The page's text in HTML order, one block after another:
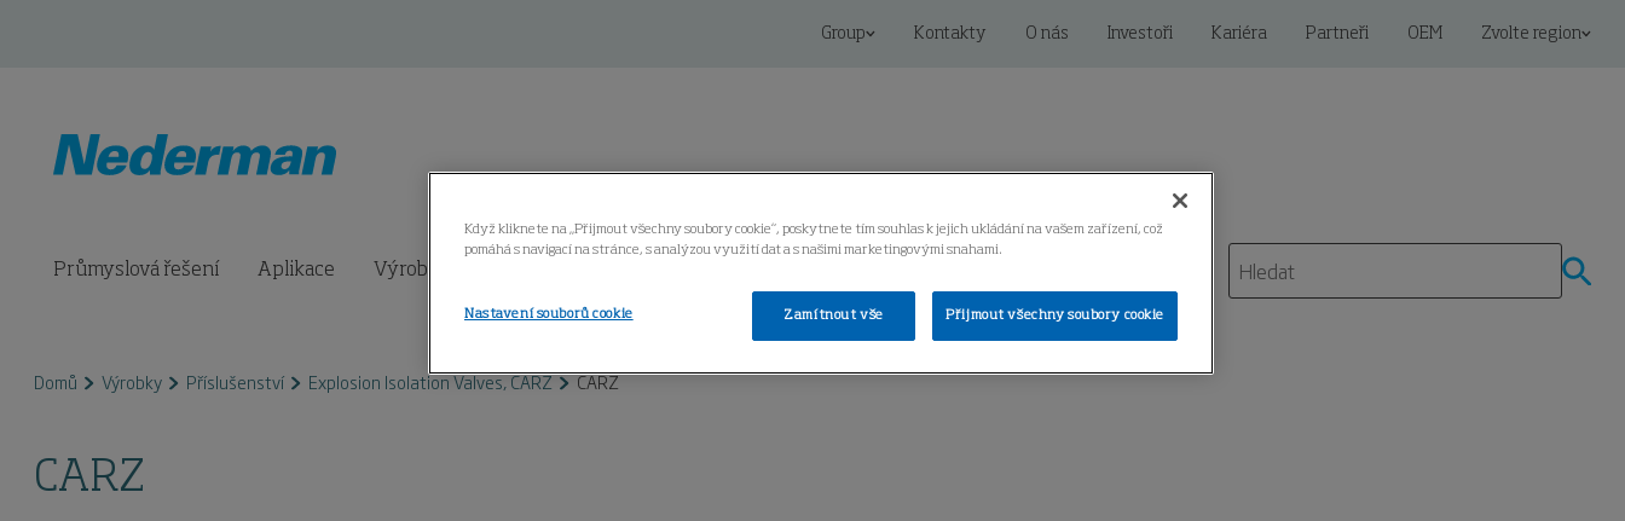
Group Kontakty O nás Investoři Kariéra Partneři OEM Zvolte region
Průmyslová řešení Aplikace Výrobky
Domů Výrobky Příslušenství Explosion Isolation Valves, CARZ CARZ
CARZ
Když kliknete na „Přijmout všechny soubory cookie“, poskytnete tím souhlas k jejich ukládání na vašem zařízení, což
pomáhá s navigací na stránce, s analýzou využití dat a s našimi marketingovými snahami.
Zamítnout vše Přijmout všechny soubory cookie
Nastavení souborů cookie